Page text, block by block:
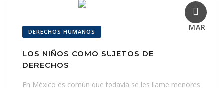
04
MAR
DERECHOS HUMANOS
LOS NIÑOS COMO SUJETOS DE
DERECHOS
En México es común que todavía se les llame menores